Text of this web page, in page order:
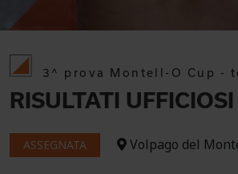
3^ prova Montell-O Cup -
RISULTATI UFFICIOSI
ASSEGNATA Volpago del